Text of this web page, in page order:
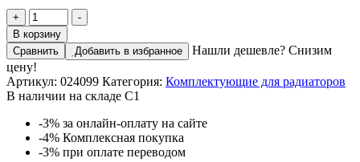
+
Количество
товара
Заглушка
1/2
д/
пробки
алюм.
радиатора
Lammin
1000/100
-
В корзину
Сравнить
Добавить в избранное
Нашли дешевле? Снизим
цену!
Артикул: 024099 Категория: Комплектующие для радиаторов
В наличии на складе С1
-3% за онлайн-оплату на сайте
-4% Комплексная покупка
-3% при оплате переводом